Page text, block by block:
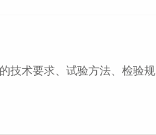
技术要求、试验方法、检验规